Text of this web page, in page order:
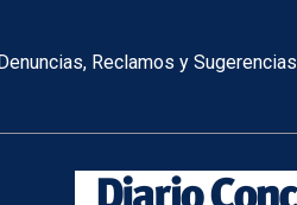
Reclamos y Sugerencias